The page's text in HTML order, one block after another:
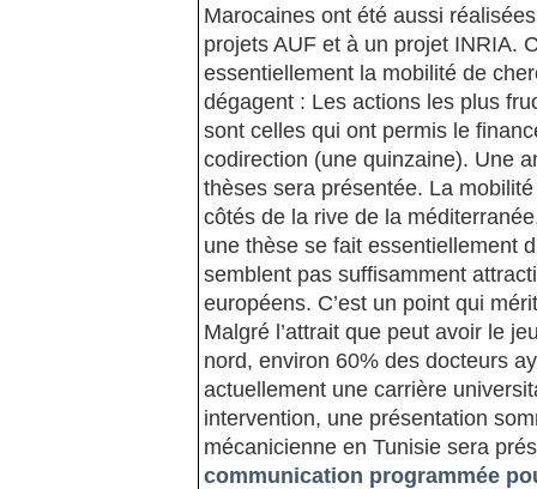
Marocaines ont été aussi
projets AUF et à un projet INRIA.
essentiellement la mobilité de
dégagent : Les actions les plus
sont celles qui ont permis le
codirection (une quinzaine). Une
thèses sera présentée. La
côtés de la rive de la
une thèse se fait essentiellement
semblent pas suffisamment
européens. C’est un point qui
Malgré l’attrait que peut avoir le
nord, environ 60% des docteurs
actuellement une carrière
intervention, une présentation
mécanicienne en Tunisie sera
communication programmée